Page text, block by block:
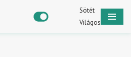
Sötét
Világos